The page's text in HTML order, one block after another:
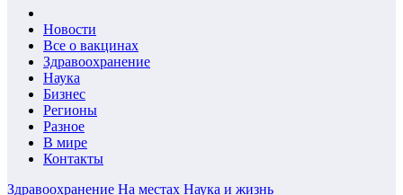
Новости
Все о вакцинах
Здравоохранение
Наука
Бизнес
Регионы
Разное
В мире
Контакты
Здравоохранение На местах Наука и жизнь